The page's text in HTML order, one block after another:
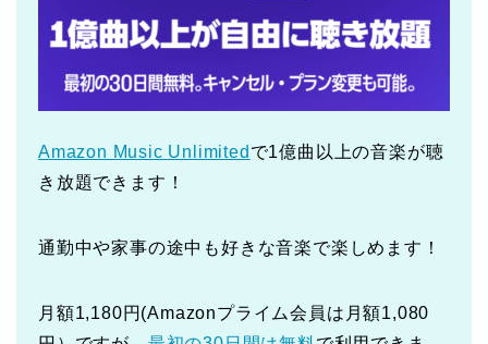
Amazon Music Unlimited で1億曲以上の音楽が聴
き放題できます！
通勤中や家事の途中も好きな音楽で楽しめます！
月額1,180円(Amazonプライム会員は月額1,080